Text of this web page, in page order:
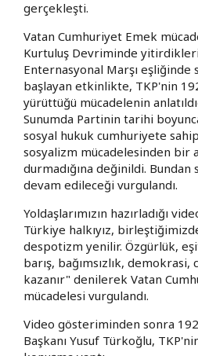
gerçekleşti.
Vatan Cumhuriyet Emek
Kurtuluş Devriminde
Enternasyonal Marşı eşliğinde
başlayan etkinlikte, TKP'nin
yürüttüğü mücadelenin
Sunumda Partinin tarihi
sosyal hukuk cumhuriyete
sosyalizm mücadelesinden bir
durmadığına değinildi.
devam edileceği vurgulandı.
Yoldaşlarımızın hazırladığı
Türkiye halkıyız,
despotizm yenilir. Özgürlük,
barış, bağımsızlık,
kazanır" denilerek Vatan
mücadelesi vurgulandı.
Video gösteriminden sonra
Başkanı Yusuf Türkoğlu,